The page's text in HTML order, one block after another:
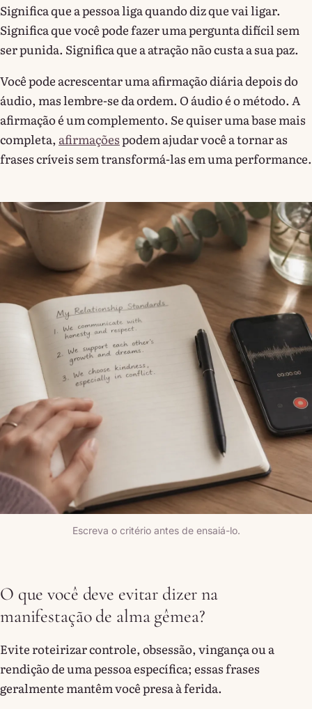
Significa que a pessoa liga quando diz que vai ligar.
Significa que você pode fazer uma pergunta difícil sem
ser punida. Significa que a atração não custa a sua paz.
Você pode acrescentar uma afirmação diária depois do
áudio, mas lembre-se da ordem. O áudio é o método. A
afirmação é um complemento. Se quiser uma base mais
completa, afirmaçõespodem ajudar você a tornar as
frases críveis sem transformá-las em uma performance.
Escreva o critério antes de ensaiá-lo.
O que você deve evitar dizer na
manifestação de alma gêmea?
Evite roteirizar controle, obsessão, vingança ou a
rendição de uma pessoa específica; essas frases
geralmente mantêm você presa à ferida.